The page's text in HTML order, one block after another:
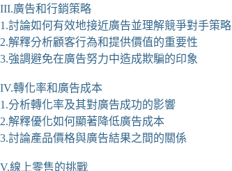
III.廣告和行銷策略
1.討論如何有效地接近廣告並理解競爭對手策略
2.解釋分析顧客行為和提供價值的重要性
3.強調避免在廣告努力中造成欺騙的印象
IV.轉化率和廣告成本
1.分析轉化率及其對廣告成功的影響
2.解釋優化如何顯著降低廣告成本
3.討論產品價格與廣告結果之間的關係
V.線上零售的挑戰